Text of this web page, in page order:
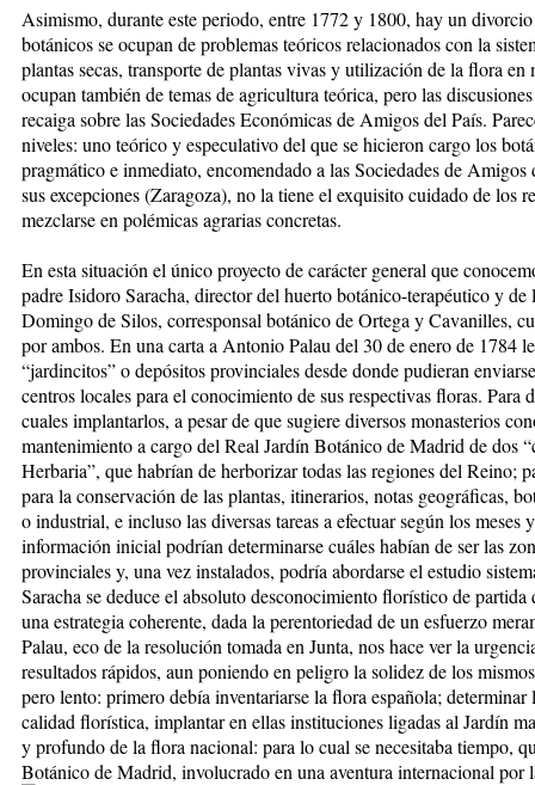
Asimismo, durante este periodo, entre 1772 y 1800, hay un
botánicos se ocupan de problemas teóricos relacionados con la
plantas secas, transporte de plantas vivas y utilización de la flora
ocupan también de temas de agricultura teórica, pero las
recaiga sobre las Sociedades Económicas de Amigos del País.
niveles: uno teórico y especulativo del que se hicieron cargo los
pragmático e inmediato, encomendado a las Sociedades de
sus excepciones (Zaragoza), no la tiene el exquisito cuidado de los
mezclarse en polémicas agrarias concretas.
En esta situación el único proyecto de carácter general que
padre Isidoro Saracha, director del huerto botánico-terapéutico y
Domingo de Silos, corresponsal botánico de Ortega y Cavanilles,
por ambos. En una carta a Antonio Palau del 30 de enero de 1784
“jardincitos” o depósitos provinciales desde donde pudieran
centros locales para el conocimiento de sus respectivas floras. Para
cuales implantarlos, a pesar de que sugiere diversos monasterios
mantenimiento a cargo del Real Jardín Botánico de Madrid de dos
Herbaria”, que habrían de herborizar todas las regiones del Reino;
para la conservación de las plantas, itinerarios, notas geográficas,
o industrial, e incluso las diversas tareas a efectuar según los meses
información inicial podrían determinarse cuáles habían de ser las
provinciales y, una vez instalados, podría abordarse el estudio
Saracha se deduce el absoluto desconocimiento florístico de
una estrategia coherente, dada la perentoriedad de un esfuerzo
Palau, eco de la resolución tomada en Junta, nos hace ver la
resultados rápidos, aun poniendo en peligro la solidez de los
pero lento: primero debía inventariarse la flora española; determinar
calidad florística, implantar en ellas instituciones ligadas al Jardín
y profundo de la flora nacional: para lo cual se necesitaba tiempo,
Botánico de Madrid, involucrado en una aventura internacional por